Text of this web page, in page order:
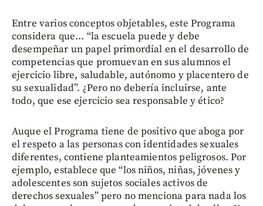
Entre varios conceptos objetables, este Programa
considera que... “la escuela puede y debe
desempeñar un papel primordial en el desarrollo de
competencias que promuevan en sus alumnos el
ejercicio libre, saludable, autónomo y placentero de
su sexualidad”. ¿Pero no debería incluirse, ante
todo, que ese ejercicio sea responsable y ético?
Auque el Programa tiene de positivo que aboga por
el respeto a las personas con identidades sexuales
diferentes, contiene planteamientos peligrosos. Por
ejemplo, establece que “los niños, niñas, jóvenes y
adolescentes son sujetos sociales activos de
derechos sexuales” pero no menciona para nada los